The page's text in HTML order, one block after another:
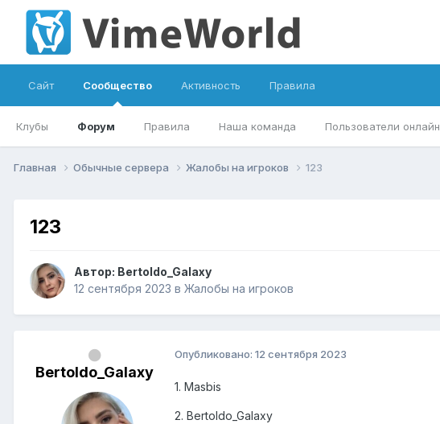
Сайт Сообщество
Клубы Форум Правила Наша команда Пользователи онлайн
Активность Правила
Главная Обычные сервера Жалобы на игроков 123
123
Автор: Bertoldo_Galaxy
12 сентября 2023 в Жалобы на игроков
Bertoldo_Galaxy
Опубликовано: 12 сентября 2023
1. Masbis
2. Bertoldo_Galaxy